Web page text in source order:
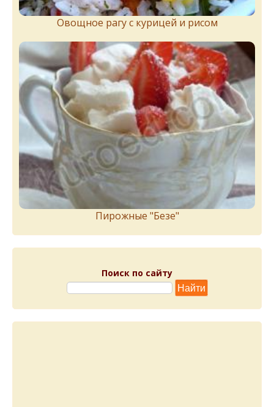
Овощное рагу с курицей и рисом
Пирожныe "Бeзe"
Поиск по сайту